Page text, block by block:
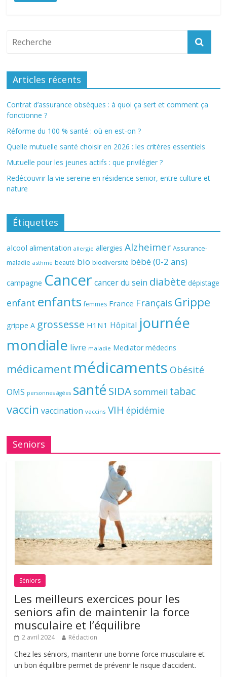
Articles récents
Contrat d’assurance obsèques : à quoi ça sert et comment ça
fonctionne ?
Réforme du 100 % santé : où en est-on ?
Quelle mutuelle santé choisir en 2026 : les critères essentiels
Mutuelle pour les jeunes actifs : que privilégier ?
Redécouvrir la vie sereine en résidence senior, entre culture et
nature
Étiquettes
alcool alimentation allergie allergies Alzheimer Assurance-
maladie asthme beauté bio biodiversité bébé (0-2 ans)
campagne Cancer cancer du sein diabète dépistage
enfant enfants femmes France Français Grippe
grippe A grossesse H1N1 Hôpital journée
mondiale livre maladie Mediator médecins
médicament médicaments Obésité
OMS personnes âgées santé SIDAsommeil tabac
vaccin vaccination vaccins VIH épidémie
Seniors
Séniors
Les meilleurs exercices pour les
seniors afin de maintenir la force
musculaire et l’équilibre
2 avril 2024 Rédaction
Chez les séniors, maintenir une bonne force musculaire et
un bon équilibre permet de prévenir le risque d’accident.